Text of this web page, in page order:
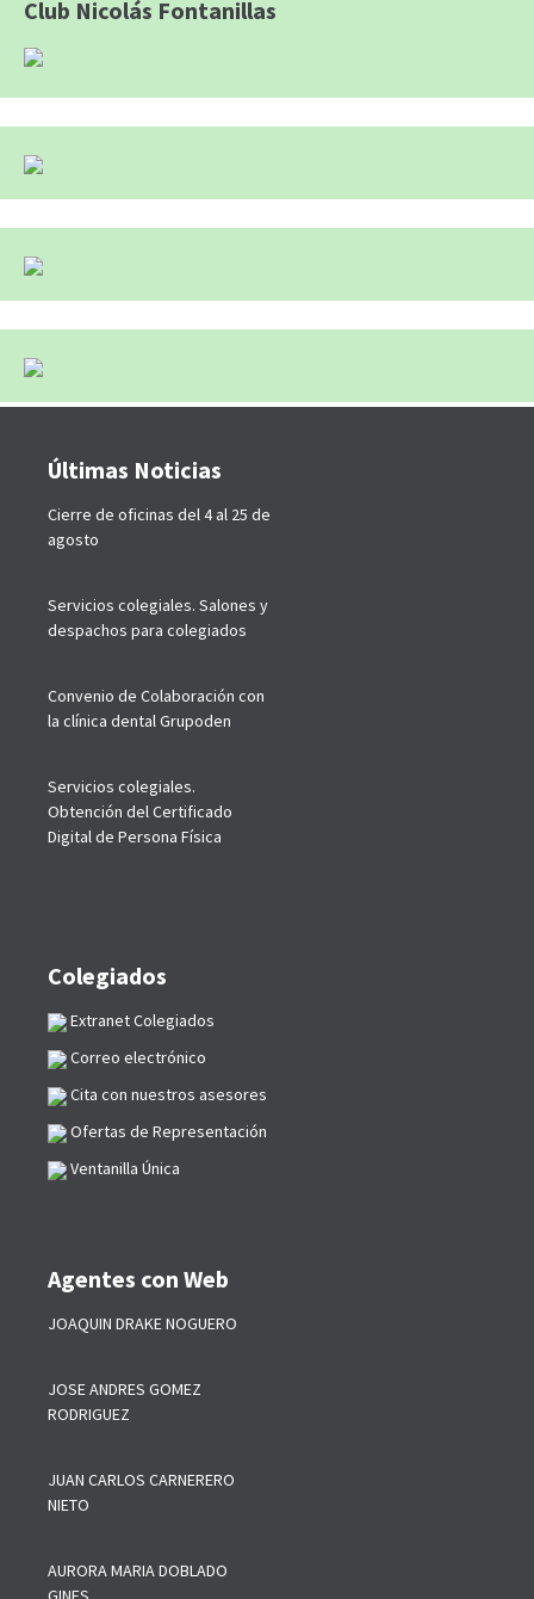
Club Nicolás Fontanillas
Últimas Noticias
Cierre de oficinas del 4 al 25 de
agosto
Servicios colegiales. Salones y
despachos para colegiados
Convenio de Colaboración con
la clínica dental Grupoden
Servicios colegiales.
Obtención del Certificado
Digital de Persona Física
Colegiados
Extranet Colegiados
Correo electrónico
Cita con nuestros asesores
Ofertas de Representación
Ventanilla Única
Agentes con Web
JOAQUIN DRAKE NOGUERO
JOSE ANDRES GOMEZ
RODRIGUEZ
JUAN CARLOS CARNERERO
NIETO
AURORA MARIA DOBLADO